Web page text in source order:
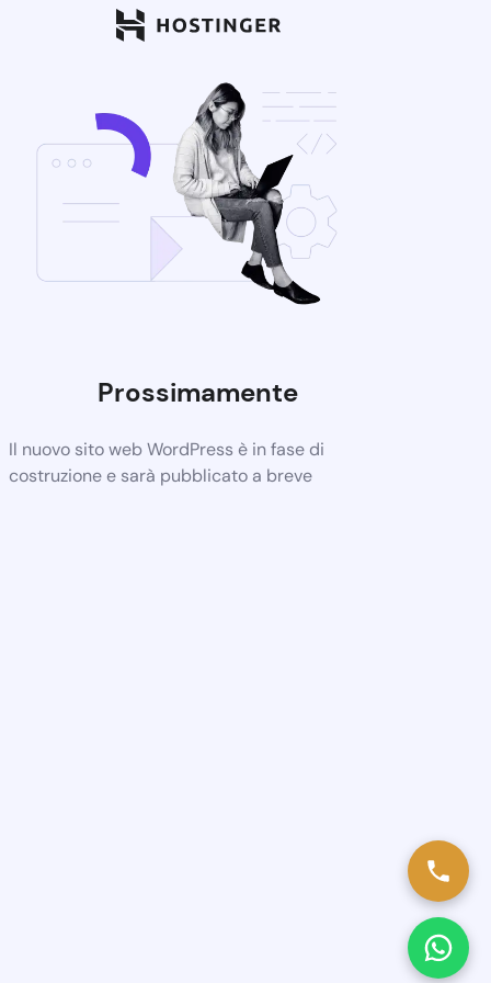
Prossimamente
Il nuovo sito web WordPress è in fase di
costruzione e sarà pubblicato a breve